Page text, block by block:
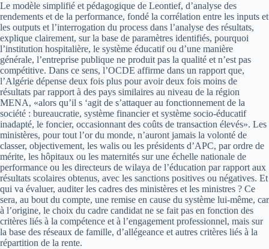
Le modèle simplifié et pédagogique de Leontief, d’analyse des
rendements et de la performance, fondé la corrélation entre les inputs et
les outputs et l’interrogation du process dans l’analyse des résultats,
explique clairement, sur la base de paramètres identifiés, pourquoi
l’institution hospitalière, le système éducatif ou d’une manière
générale, l’entreprise publique ne produit pas la qualité et n’est pas
compétitive. Dans ce sens, l’OCDE affirme dans un rapport que,
l’Algérie dépense deux fois plus pour avoir deux fois moins de
résultats par rapport à des pays similaires au niveau de la région
MENA, «alors qu’il s ‘agit de s’attaquer au fonctionnement de la
société : bureaucratie, système financier et système socio-éducatif
inadapté, le foncier, occasionnant des coûts de transaction élevés». Les
ministères, pour tout l’or du monde, n’auront jamais la volonté de
classer, objectivement, les walis ou les présidents d’APC, par ordre de
mérite, les hôpitaux ou les maternités sur une échelle nationale de
performance ou les directeurs de wilaya de l’éducation par rapport aux
résultats scolaires obtenus, avec les sanctions positives ou négatives. Et
qui va évaluer, auditer les cadres des ministères et les ministres ? Ce
sera, au bout du compte, une remise en cause du système lui-même, car
à l’origine, le choix du cadre candidat ne se fait pas en fonction des
critères liés à la compétence et à l’engagement professionnel, mais sur
la base des réseaux de famille, d’allégeance et autres critères liés à la
répartition de la rente.